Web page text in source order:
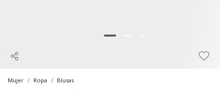
Mujer Ropa Blusas